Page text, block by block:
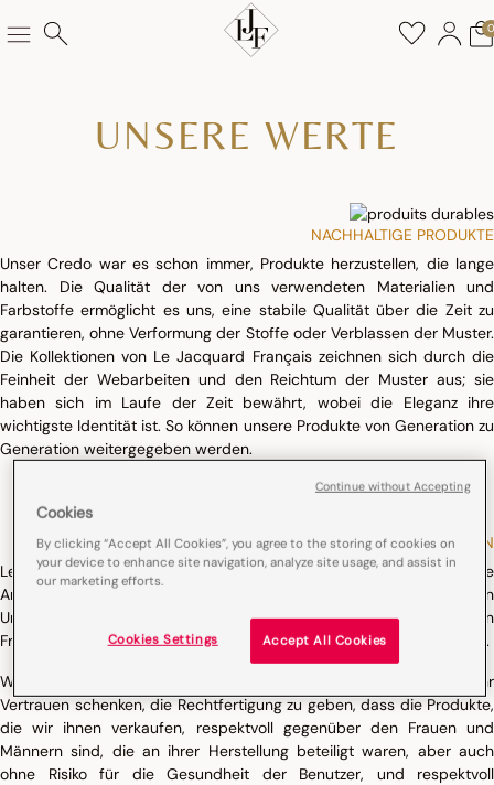
0
UNSERE WERTE
NACHHALTIGE PRODUKTE
Unser Credo war es schon immer, Produkte herzustellen, die lange
halten. Die Qualität der von uns verwendeten Materialien und
Farbstoffe ermöglicht es uns, eine stabile Qualität über die Zeit zu
garantieren, ohne Verformung der Stoffe oder Verblassen der Muster.
Die Kollektionen von Le Jacquard Français zeichnen sich durch die
Feinheit der Webarbeiten und den Reichtum der Muster aus; sie
haben sich im Laufe der Zeit bewährt, wobei die Eleganz ihre
wichtigste Identität ist. So können unsere Produkte von Generation zu
Generation weitergegeben werden.
EINE ETHISCHE UND VERANTWORTUNGSVOLLE PRODUKTION
Le Jacquard Français bewahrt so weit wie möglich lokale
Arbeitsplätze, sowohl in der Produktion als auch bei der Vergabe von
Unteraufträgen. Le Jacquard Français beschäftigt 120 Mitarbeiter in
Frankreich, davon 80 an unserem Produktionsstandort in Gérardmer.
Wir müssen auch unser Möglichstes tun, um den Kunden, die uns ihr
Vertrauen schenken, die Rechtfertigung zu geben, dass die Produkte,
die wir ihnen verkaufen, respektvoll gegenüber den Frauen und
Männern sind, die an ihrer Herstellung beteiligt waren, aber auch
ohne Risiko für die Gesundheit der Benutzer, und respektvoll
Cookies
By clicking “Accept All Cookies”, you agree to the storing of cookies on
your device to enhance site navigation, analyze site usage, and assist in
our marketing efforts.
Accept All Cookies
Cookies Settings
Continue without Accepting